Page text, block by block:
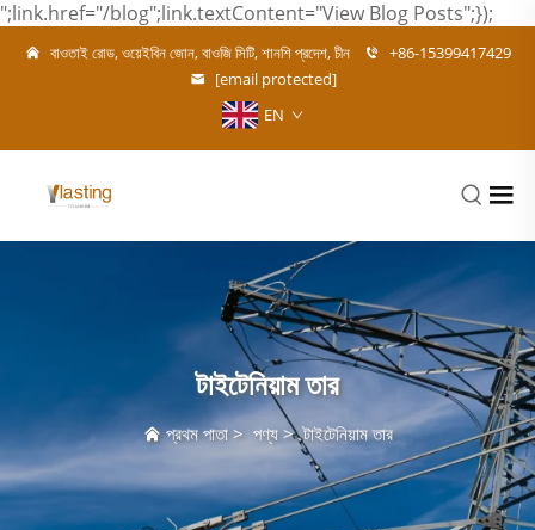
";link.href="/blog";link.textContent="View Blog Posts";});
বাওতাই রোড, ওয়েইবিন জোন, বাওজি সিটি, শানশি প্রদেশ, চীন
+86-15399417429
[email protected]
EN
টাইটেনিয়াম তার
প্রথম পাতা> পণ্য>টাইটেনিয়াম তার